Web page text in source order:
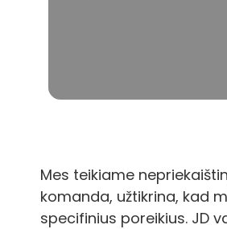
Mes teikiame
komanda, užtikrina, kad
specifinius poreikius. JD